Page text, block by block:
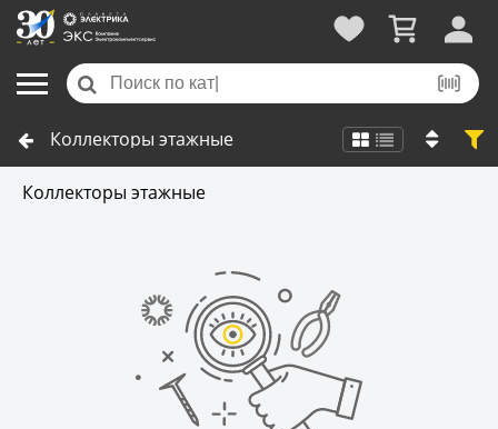
Коллекторы этажные
Коллекторы этажные